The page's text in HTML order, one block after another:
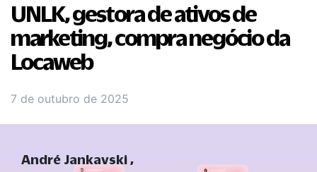
UNLK, gestora de ativos de
marketing, compra negócio da
Locaweb
7 de outubro de 2025
André Jankavski